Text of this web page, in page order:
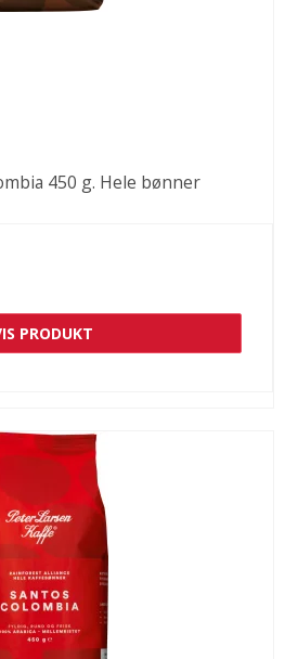
450 g. Hele bønner
PRODUKT